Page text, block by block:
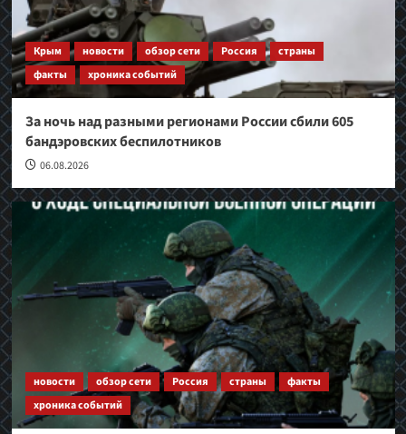
Крым новости обзор сети Россия
страны
факты
хроника событий
За ночь над разными регионами России сбили 605
бандэровских беспилотников
06.08.2026
новости обзор сети Россия страны
факты
хроника событий